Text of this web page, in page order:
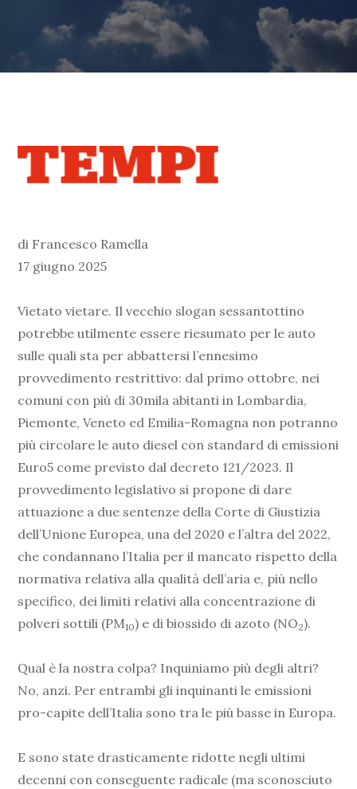
di Francesco Ramella
17 giugno 2025
Vietato vietare. Il vecchio slogan sessantottino
potrebbe utilmente essere riesumato per le auto
sulle quali sta per abbattersi l’ennesimo
provvedimento restrittivo: dal primo ottobre, nei
comuni con più di 30mila abitanti in Lombardia,
Piemonte, Veneto ed Emilia-Romagna non potranno
più circolare le auto diesel con standard di emissioni
Euro5 come previsto dal decreto 121/2023. Il
provvedimento legislativo si propone di dare
attuazione a due sentenze della Corte di Giustizia
dell’Unione Europea, una del 2020 e l’altra del 2022,
che condannano l’Italia per il mancato rispetto della
normativa relativa alla qualità dell’aria e, più nello
specifico, dei limiti relativi alla concentrazione di
polveri sottili (PM10) e di biossido di azoto (NO2).
Qual è la nostra colpa? Inquiniamo più degli altri?
No, anzi. Per entrambi gli inquinanti le emissioni
pro-capite dell’Italia sono tra le più basse in Europa.
E sono state drasticamente ridotte negli ultimi
decenni con conseguente radicale (ma sconosciuto